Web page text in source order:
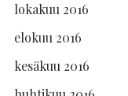
lokakuu 2016
elokuu 2016
kesäkuu 2016